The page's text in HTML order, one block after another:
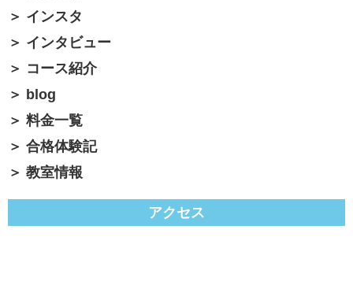
インスタ
インタビュー
コース紹介
blog
料金一覧
合格体験記
教室情報
アクセス